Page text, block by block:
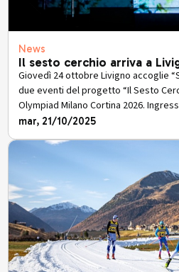
News
Il sesto cerchio arriva a
Giovedì 24 ottobre Livigno accoglie
due eventi del progetto “Il Sesto
Olympiad Milano Cortina 2026.
mar, 21/10/2025